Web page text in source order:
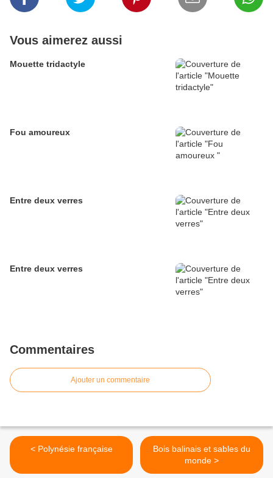
Vous aimerez aussi
Mouette tridactyle
Fou amoureux
Entre deux verres
Entre deux verres
Commentaires
Ajouter un commentaire
< Polynésie française
Bois balinais et sables du
monde >